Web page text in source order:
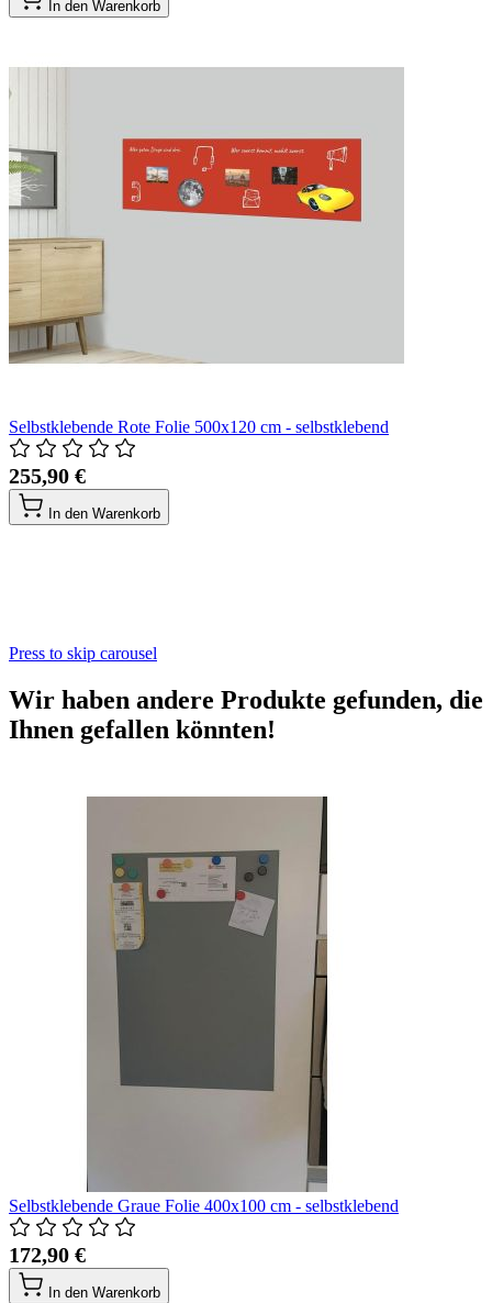
In den Warenkorb
Selbstklebende Rote Folie 500x120 cm - selbstklebend
255,90 €
In den Warenkorb
Press to skip carousel
Wir haben andere Produkte gefunden, die
Ihnen gefallen könnten!
Selbstklebende Graue Folie 400x100 cm - selbstklebend
172,90 €
In den Warenkorb